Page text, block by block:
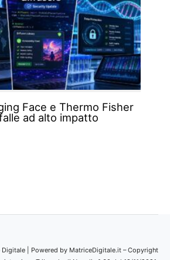
Face e Thermo Fisher
ad alto impatto
| Powered by MatriceDigitale.it – Copyright